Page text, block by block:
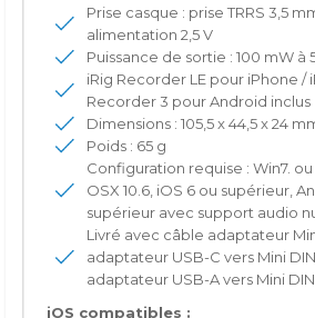
Prise casque : prise TRRS 3,5
alimentation 2,5 V
Puissance de sortie : 100 mW à
iRig Recorder LE pour iPhone /
Recorder 3 pour Android inclus
Dimensions : 105,5 x 44,5 x 24
Poids : 65 g
Configuration requise : Win7.
OSX 10.6, iOS 6 ou supérieur,
supérieur avec support audio
Livré avec câble adaptateur
adaptateur USB-C vers Mini
adaptateur USB-A vers Mini
iOS compatibles :